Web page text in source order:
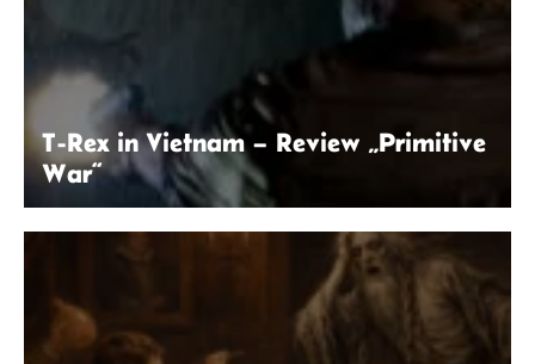
T-Rex in Vietnam – Review „Primitive
War“